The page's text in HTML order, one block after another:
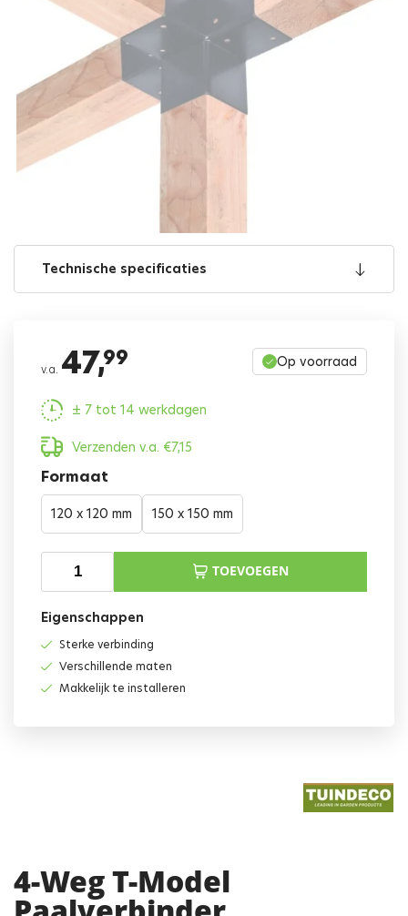
Technische specificaties
v.a. 47,99 Op voorraad
± 7 tot 14 werkdagen
Verzenden v.a. €7,15
Formaat
120 x 120 mm 150 x 150 mm
TOEVOEGEN
Eigenschappen
Sterke verbinding
Verschillende maten
Makkelijk te installeren
4-Weg T-Model